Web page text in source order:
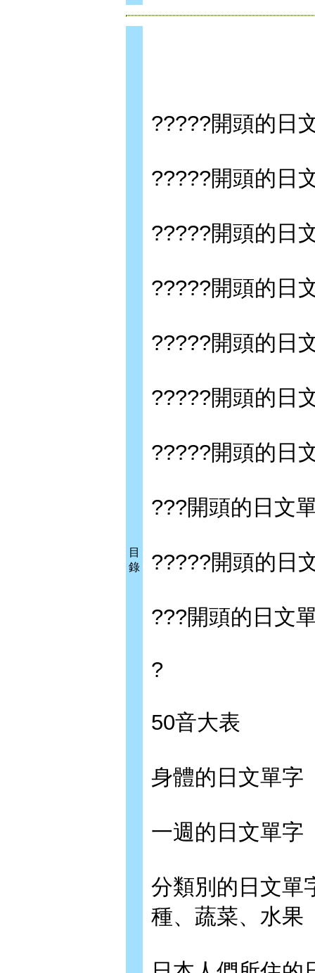
目
錄
?????開頭的日
?????開頭的日
?????開頭的日
?????開頭的日
?????開頭的日
?????開頭的日
?????開頭的日
???開頭的日文
?????開頭的日
???開頭的日文
?
50音大表
身體的日文單字
一週的日文單字
分類別的日文單
種、蔬菜、水果